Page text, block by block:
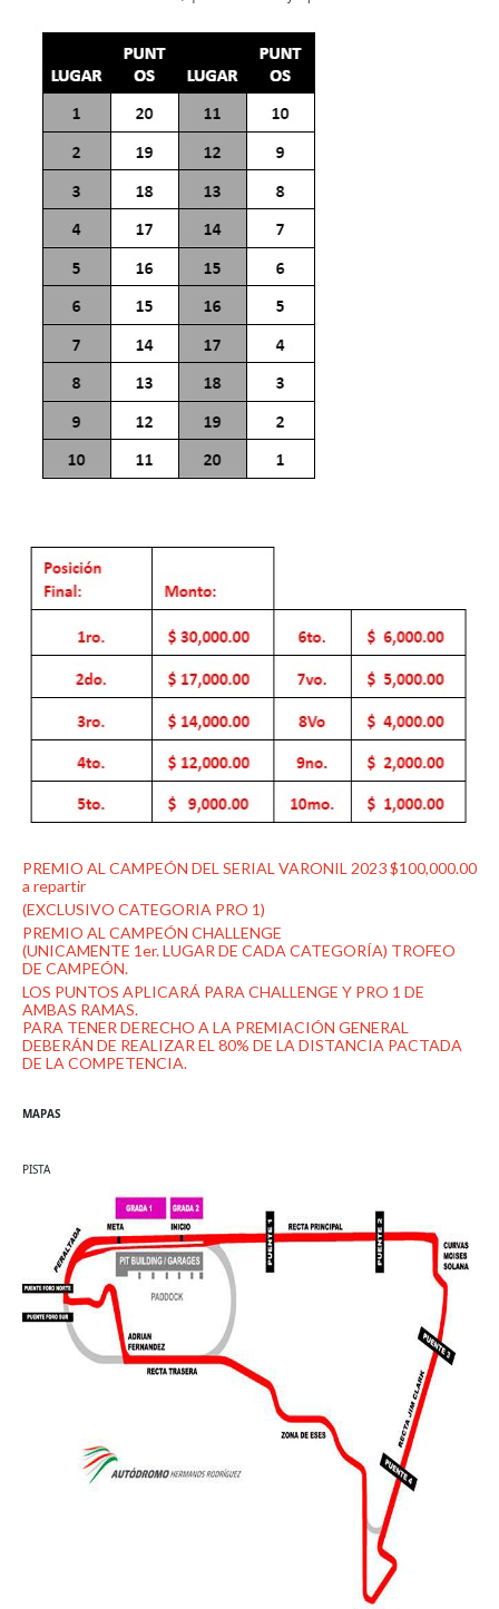
PREMIO AL CAMPEÓN DEL SERIAL VARONIL 2023 $100,000.00
a repartir
(EXCLUSIVO CATEGORIA PRO 1)
PREMIO AL CAMPEÓN CHALLENGE
(UNICAMENTE 1er. LUGAR DE CADA CATEGORÍA) TROFEO
DE CAMPEÓN.
LOS PUNTOS APLICARÁ PARA CHALLENGE Y PRO 1 DE
AMBAS RAMAS.
PARA TENER DERECHO A LA PREMIACIÓN GENERAL
DEBERÁN DE REALIZAR EL 80% DE LA DISTANCIA PACTADA
DE LA COMPETENCIA.
MAPAS
PISTA